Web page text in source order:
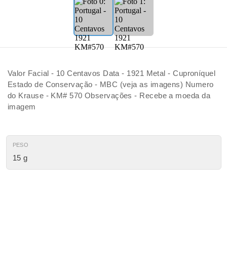
Valor Facial - 10 Centavos Data - 1921 Metal - Cuproníquel
Estado de Conservação - MBC (veja as imagens) Numero
do Krause - KM# 570 Observações - Recebe a moeda da
imagem
PESO
15 g